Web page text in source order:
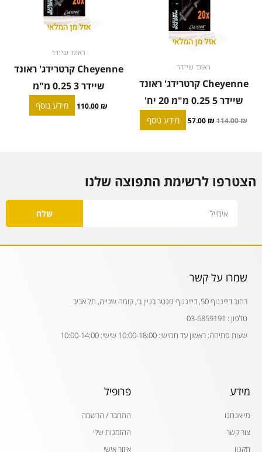
אזל מן המלאי
ראונד שיידר
Cheyenne קרטרידג' ראונד
שיידר 5 0.25 מ"מ 20 יח'
114.00₪
57.00 ₪ מידע נוסף
אזל מן המלאי
ראונד שיידר
Cheyenne קרטרידג' ראונד
שיידר 3 0.25 מ"מ
110.00 ₪ מידע נוסף
הצטרפו לרשימת התפוצה שלנו
שלח
שמרו על קשר
רחוב דיזינגוף 50, דיזינגוף סנטר בניין ב׳, קומה שנייה, תל אביב
טלפון : 03-6859191
שעות פתיחה: ראשון עד חמישי: 10:00-18:00 שישי: 10:00-14:00
מידע
מי אנחנו
צור קשר
תקנון
פרופיל
התחבר / הרשמה
ההזמנות שלי
איזור אישי